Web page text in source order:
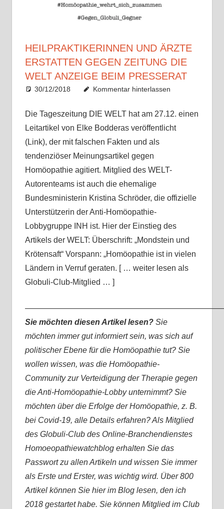
HEILPRAKTIKERINNEN UND ÄRZTE
ERSTATTEN GEGEN ZEITUNG DIE
WELT ANZEIGE BEIM PRESSERAT
30/12/2018 Christian J. Becker
Allgemein
Kommentar hinterlassen
Die Tageszeitung DIE WELT hat am 27.12. einen
Leitartikel von Elke Bodderas veröffentlicht
(Link), der mit falschen Fakten und als
tendenziöser Meinungsartikel gegen
Homöopathie agitiert. Mitglied des WELT-
Autorenteams ist auch die ehemalige
Bundesministerin Kristina Schröder, die offizielle
Unterstützerin der Anti-Homöopathie-
Lobbygruppe INH ist. Hier der Einstieg des
Artikels der WELT: Überschrift: „Mondstein und
Krötensaft“ Vorspann: „Homöopathie ist in vielen
Ländern in Verruf geraten. [ … weiter lesen als
Globuli-Club-Mitglied … ]
Sie möchten diesen Artikel lesen? Sie
möchten immer gut informiert sein, was sich auf
politischer Ebene für die Homöopathie tut? Sie
wollen wissen, was die Homöopathie-
Community zur Verteidigung der Therapie gegen
die Anti-Homöopathie-Lobby unternimmt? Sie
möchten über die Erfolge der Homöopathie, z. B.
bei Covid-19, alle Details erfahren? Als Mitglied
des Globuli-Club des Online-Branchendienstes
Homoeopathiewatchblog erhalten Sie das
Passwort zu allen Artikeln und wissen Sie immer
als Erste und Erster, was wichtig wird. Über 800
Artikel können Sie hier im Blog lesen, den ich
2018 gestartet habe. Sie können Mitglied im Club